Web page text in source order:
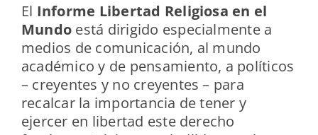
El Informe Libertad Religiosa en el
Mundo está dirigido especialmente a
medios de comunicación, al mundo
académico y de pensamiento, a políticos
– creyentes y no creyentes – para
recalcar la importancia de tener y
ejercer en libertad este derecho